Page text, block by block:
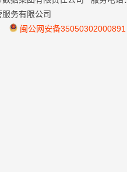
务有限公司
闽公网安备35050302000891